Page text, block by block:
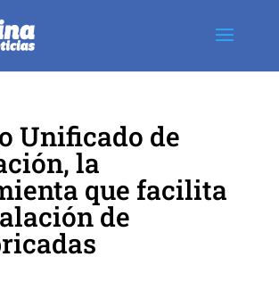
Unificado de
la
que facilita
de